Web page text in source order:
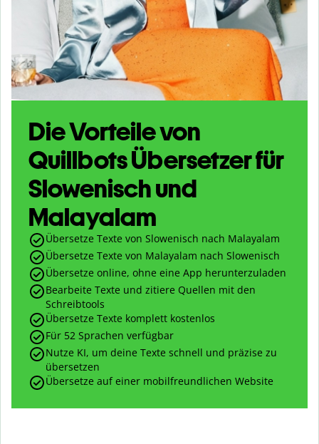
Die Vorteile von
Quillbots Übersetzer für
Slowenisch und
Malayalam
Übersetze Texte von Slowenisch nach Malayalam
Übersetze Texte von Malayalam nach Slowenisch
Übersetze online, ohne eine App herunterzuladen
Bearbeite Texte und zitiere Quellen mit den
Schreibtools
Übersetze Texte komplett kostenlos
Für 52 Sprachen verfügbar
Nutze KI, um deine Texte schnell und präzise zu
übersetzen
Übersetze auf einer mobilfreundlichen Website